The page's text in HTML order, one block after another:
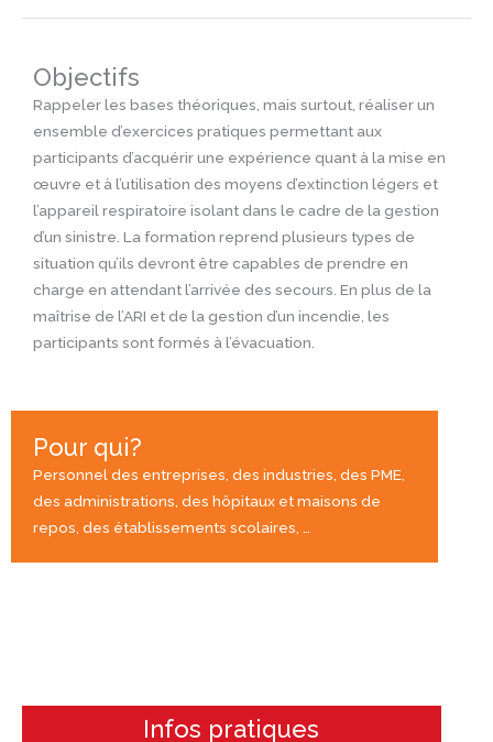
Objectifs
Rappeler les bases théoriques, mais surtout, réaliser un
ensemble d’exercices pratiques permettant aux
participants d’acquérir une expérience quant à la mise en
œuvre et à l’utilisation des moyens d’extinction légers et
l’appareil respiratoire isolant dans le cadre de la gestion
d’un sinistre. La formation reprend plusieurs types de
situation qu’ils devront être capables de prendre en
charge en attendant l’arrivée des secours. En plus de la
maîtrise de l’ARI et de la gestion d’un incendie, les
participants sont formés à l’évacuation.
Pour qui?
Personnel des entreprises, des industries, des PME,
des administrations, des hôpitaux et maisons de
repos, des établissements scolaires, …
Infos pratiques